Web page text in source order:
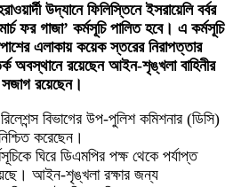
উদ্যানে ফিলিস্তিনে ইসরায়েলি বর্বর
ফর গাজা’ কর্মসূচি পালিত হবে। এ কর্মসূচি
এলাকায় কয়েক স্তরের নিরাপত্তার
অবস্থানে রয়েছেন আইন-শৃঙ্খলা বাহিনীর
সজাগ রয়েছেন।
বিভাগের উপ-পুলিশ কমিশনার (ডিসি)
করেছেন।
ঘিরে ডিএমপির পক্ষ থেকে পর্যাপ্ত
আইন-শৃঙ্খলা রক্ষার জন্য